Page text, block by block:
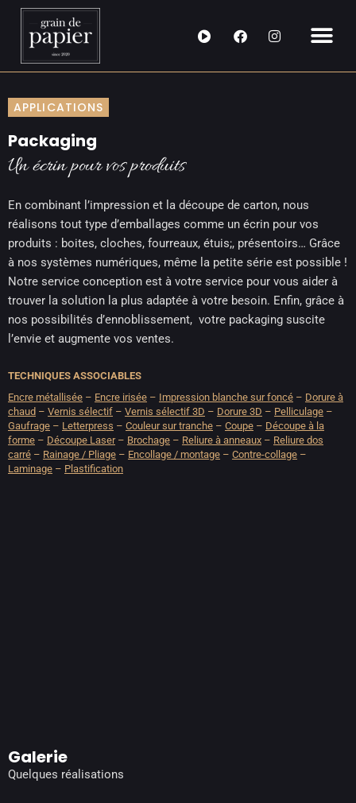
Aller
contenu
F
a
e
I
n
t
APPLICATIONS
Packaging
Un écrin pour vos produits
En combinant l’impression et la découpe de carton, nous
réalisons tout type d’emballages comme un écrin pour vos
produits : boites, cloches, fourreaux, étuis;, présentoirs… Grâce
à nos systèmes numériques, même la petite série est possible !
Notre service conception est à votre service pour vous aider à
trouver la solution la plus adaptée à votre besoin. Enfin, grâce à
nos possibilités d’ennoblissement, votre packaging suscite
l’envie et augmente vos ventes.
TECHNIQUES ASSOCIABLES
Encre métallisée – Encre irisée – Impression blanche sur foncé – Dorure à
chaud – Vernis sélectif – Vernis sélectif 3D – Dorure 3D – Pelliculage –
Gaufrage – Letterpress – Couleur sur tranche – Coupe – Découpe à la
forme – Découpe Laser– Brochage – Reliure à anneaux – Reliure dos
carré – Rainage / Pliage – Encollage / montage – Contre-collage –
Laminage – Plastification
Galerie
Quelques réalisations